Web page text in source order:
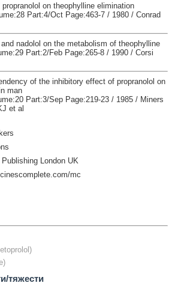
on theophylline elimination
Part:4/Oct Page:463-7 / 1980 / Conrad
nadolol on the metabolism of theophylline
Part:2/Feb Page:265-8 / 1990 / Corsi
of the inhibitory effect of propranolol on
man
Part:3/Sep Page:219-23 / 1985 / Miners
et al
London UK
mc
тяжести